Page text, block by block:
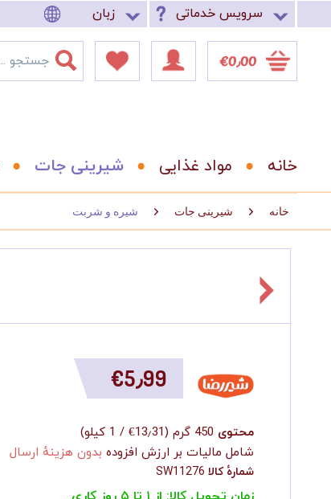
سرویس خدماتی زبان
‎€0٫00
خانه مواد غذایی شیرینی جات
خانه شیرینی جات شیره و شربت
‎€5٫99
محتوی 450 گرم (‎€13٫31 / 1 کیلو
)
شامل مالیات بر ارزش افزوده بدون هزینهٔ ارسال
شمارهٔ کالا SW11276